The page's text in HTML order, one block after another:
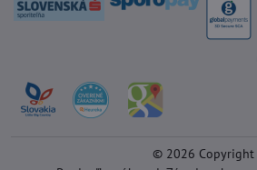
© 2026 Copyright